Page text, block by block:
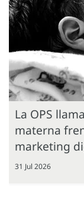
La OPS
materna
marketing
31 Jul 2026